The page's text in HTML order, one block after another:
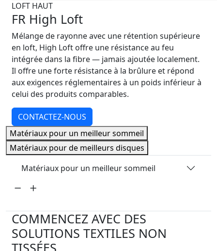
LOFT HAUT
FR High Loft
Mélange de rayonne avec une rétention supérieure
en loft, High Loft offre une résistance au feu
intégrée dans la fibre — jamais ajoutée localement.
Il offre une forte résistance à la brûlure et répond
aux exigences réglementaires à un poids inférieur à
celui des produits comparables.
CONTACTEZ-NOUS
Matériaux pour un meilleur sommeil
Matériaux pour de meilleurs disques
Matériaux pour un meilleur sommeil
COMMENCEZ AVEC DES
SOLUTIONS TEXTILES NON
TISSÉES